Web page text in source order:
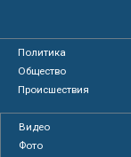
Политика
Общество
Происшествия
Видео
Фото